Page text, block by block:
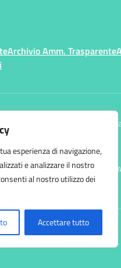
esperienza di navigazione,
e analizzare il nostro
al nostro utilizzo dei
Accettare tutto
Archivio Amm. Trasparente
Varese 2 "S. Pellico"
Via Appiani, 15 - 21100 Varese